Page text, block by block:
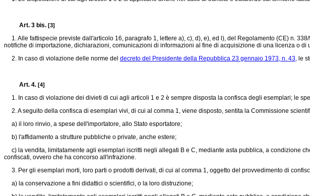
Art. 3 bis. [3]
1. Alle fattispecie previste dall'articolo 16, paragrafo 1, lettere a), c), d), e), ed l), del Regolamento (CE) n. 338/
notifiche di importazione, dichiarazioni, comunicazioni di informazioni al fine di acquisizione di una licenza o
2. In caso di violazione delle norme del decreto del Presidente della Repubblica 23 gennaio 1973, n. 43, le
Art. 4. [4]
1. In caso di violazione dei divieti di cui agli articoli 1 e 2 è sempre disposta la confisca degli esemplari; le
2. A seguito della confisca di esemplari vivi, di cui al comma 1, viene disposto, sentita la Commissione
a) il loro rinvio, a spese dell'importatore, allo Stato esportatore;
b) l'affidamento a strutture pubbliche o private, anche estere;
c) la vendita, limitatamente agli esemplari iscritti negli allegati B e C, mediante asta pubblica, a condizione
confiscati, ovvero che ha concorso all'infrazione.
3. Per gli esemplari morti, loro parti o prodotti derivati, di cui al comma 1, oggetto del provvedimento di
a) la conservazione a fini didattici o scientifici, o la loro distruzione;